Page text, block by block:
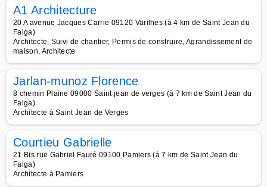
A1 Architecture
20 A avenue Jacques Carrie 09120 Varilhes (à 4 km de Saint Jean du
Falga)
Architecte, Suivi de chantier, Permis de construire, Agrandissement de
maison, Architecte
Jarlan-munoz Florence
8 chemin Plaine 09000 Saint jean de verges (à 7 km de Saint Jean du
Falga)
Architecte à Saint Jean de Verges
Courtieu Gabrielle
21 Bis rue Gabriel Fauré 09100 Pamiers (à 7 km de Saint Jean du
Falga)
Architecte à Pamiers